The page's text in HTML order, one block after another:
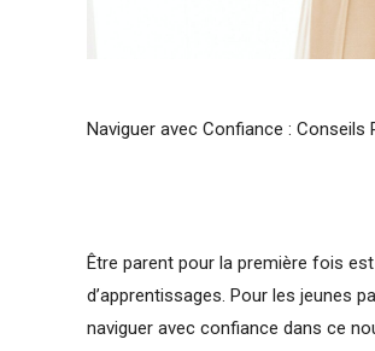
Naviguer avec Confiance :
Être parent pour la première fois
d’apprentissages. Pour les jeunes
naviguer avec confiance dans ce